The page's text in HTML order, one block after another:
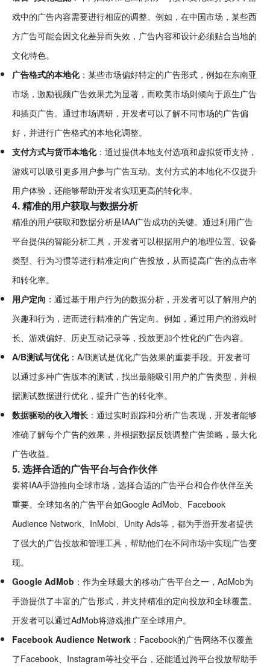
戏中的广告内容需要进行相应的调整。例如，在中国市场，某些西
方广告可能会因文化差异而失效，广告内容和设计必须贴合当地的
文化特色。
广告格式的本地化：某些市场偏好特定的广告形式，例如在东南亚
市场，激励视频广告效果尤为显著，而欧美市场则倾向于原生广告
和插页广告。通过市场调研，开发者可以了解不同市场的广告偏
好，并进行广告格式的本地化调整。
支付方式与货币本地化：通过提供本地支付选项和虚拟货币支持，
游戏可以吸引更多用户参与广告互动。支付方式的本地化不仅提升
用户体验，还能够帮助开发者实现更高的转化率。
4. 精准的用户获取与数据分析
精准的用户获取和数据分析是IAA广告成功的关键。通过利用广告
平台提供的智能分析工具，开发者可以根据用户的地理位置、设备
类型、行为习惯等进行精准定向广告投放，从而提高广告的点击率
和转化率。
用户定向 ：通过基于用户行为的数据分析，开发者可以了解用户的
兴趣和行为，进而进行精准的广告定向。例如，通过用户的游戏时
长、游戏偏好、历史互动记录等，投放更加个性化的广告内容。
A/B测试与优化：A/B测试是优化广告效果的重要手段。开发者可
以通过多种广告版本的测试，找出最能吸引用户的广告类型，并根
据测试数据进行优化，提升广告的转化率。
数据驱动的收入增长 ：通过实时跟踪和分析广告表现，开发者能够
准确了解每个广告的效果，并根据数据反馈调整广告策略，最大化
广告收益。
5. 选择合适的广告平台与合作伙伴
要将IAA手游推向全球市场，选择合适的广告平台和合作伙伴至关
重要。全球知名的广告平台如Google AdMob、Facebook
Audience Network、InMobi、Unity Ads等，都为手游开发者提供
了强大的广告投放和管理工具，帮助他们在不同市场中实现广告变
现。
Google AdMob ：作为全球最大的移动广告平台之一，AdMob为
手游提供了丰富的广告形式，并支持精准的定向投放和全球覆盖。
开发者可以通过AdMob将游戏推广至全球用户。
Facebook Audience Network ：Facebook的广告网络不仅覆盖
了Facebook、Instagram等社交平台，还能通过跨平台投放帮助手